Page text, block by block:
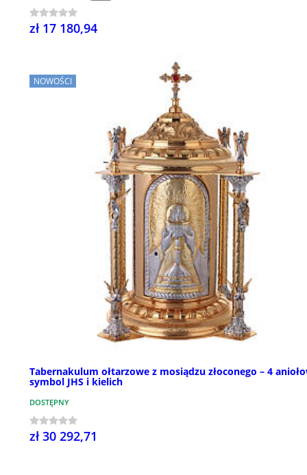
zł 17 180,94
NOWOŚCI
Tabernakulum ołtarzowe z mosiądzu złoconego – 4
symbol JHS i kielich
DOSTĘPNY
zł 30 292,71